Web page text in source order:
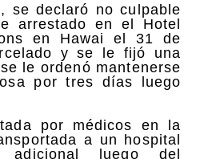
se declaró no culpable
arrestado en el Hotel
en Hawai el 31 de
y se le fijó una
le ordenó mantenerse
por tres días luego
por médicos en la
a un hospital
adicional luego del